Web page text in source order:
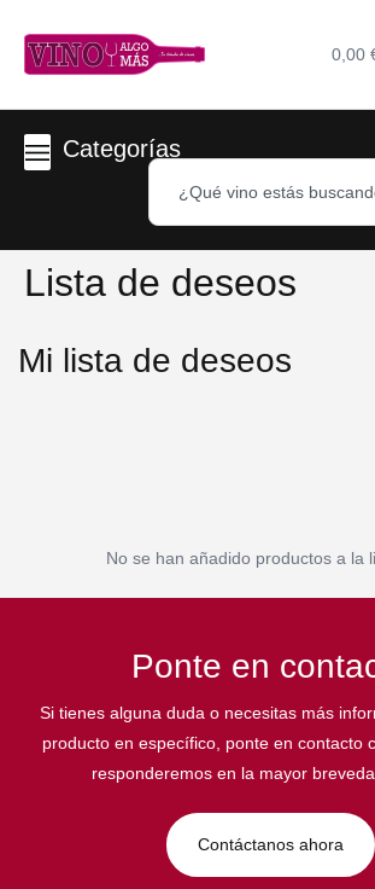
0,00
Categorías
Lista de deseos
Mi lista de deseos
No se han añadido productos a la
Ponte en
Si tienes alguna duda o necesitas más
producto en específico, ponte en contacto
responderemos en la mayor
Contáctanos ahora